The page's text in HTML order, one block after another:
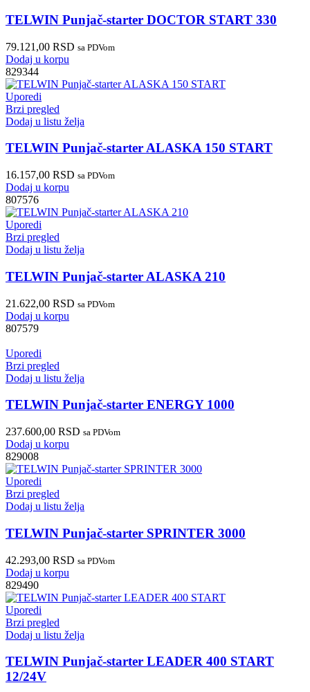
TELWIN Punjač-starter DOCTOR START 330
79.121,00 RSD sa PDVom
Dodaj u korpu
829344
Uporedi
Brzi pregled
Dodaj u listu želja
TELWIN Punjač-starter ALASKA 150 START
16.157,00 RSD sa PDVom
Dodaj u korpu
807576
Uporedi
Brzi pregled
Dodaj u listu želja
TELWIN Punjač-starter ALASKA 210
21.622,00 RSD sa PDVom
Dodaj u korpu
807579
Uporedi
Brzi pregled
Dodaj u listu želja
TELWIN Punjač-starter ENERGY 1000
237.600,00 RSD sa PDVom
Dodaj u korpu
829008
Uporedi
Brzi pregled
Dodaj u listu želja
TELWIN Punjač-starter SPRINTER 3000
42.293,00 RSD sa PDVom
Dodaj u korpu
829490
Uporedi
Brzi pregled
Dodaj u listu želja
TELWIN Punjač-starter LEADER 400 START
12/24V